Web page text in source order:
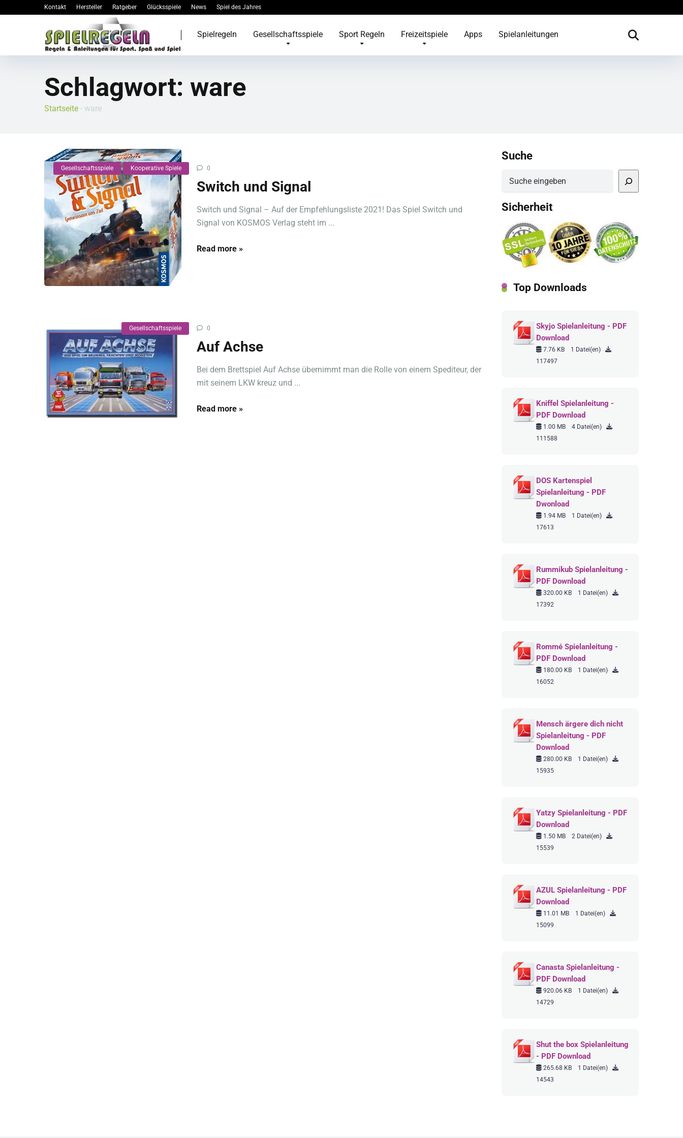
Kontakt Hersteller Ratgeber Glücksspiele News Spiel des Jahres
Spielregeln Gesellschaftsspiele Sport Regeln Freizeitspiele Apps Spielanleitungen
Schlagwort: ware
Startseite - ware
Gesellschaftsspiele Kooperative Spiele 0
Switch und Signal
Switch und Signal – Auf der Empfehlungsliste 2021! Das Spiel Switch und
Signal von KOSMOS Verlag steht im ...
Read more »
Gesellschaftsspiele 0
Auf Achse
Bei dem Brettspiel Auf Achse übernimmt man die Rolle von einem Spediteur, der
mit seinem LKW kreuz und ...
Read more »
Suche
Sicherheit
Top Downloads
Skyjo Spielanleitung - PDF
Download
7.76 KB
1 Datei(en)
117497
Kniffel Spielanleitung -
PDF Download
1.00 MB
4 Datei(en)
111588
DOS Kartenspiel
Spielanleitung - PDF
Dwonload
1.94 MB
1 Datei(en)
17613
Rummikub Spielanleitung -
PDF Download
320.00 KB
1 Datei(en)
17392
Rommé Spielanleitung -
PDF Download
180.00 KB
1 Datei(en)
16052
Mensch ärgere dich nicht
Spielanleitung - PDF
Download
280.00 KB
1 Datei(en)
15935
Yatzy Spielanleitung - PDF
Download
1.50 MB
2 Datei(en)
15539
AZUL Spielanleitung - PDF
Download
11.01 MB
1 Datei(en)
15099
Canasta Spielanleitung -
PDF Download
920.06 KB
1 Datei(en)
14729
Shut the box Spielanleitung
- PDF Download
265.68 KB
1 Datei(en)
14543